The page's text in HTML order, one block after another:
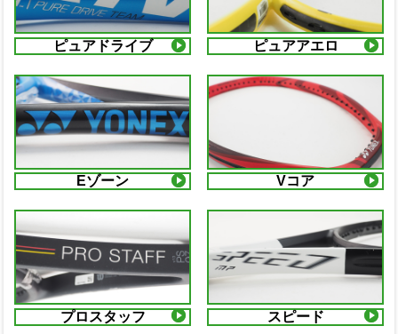
ピュアドライブ ピュアアエロ
Eゾーン Vコア
プロスタッフ スピード